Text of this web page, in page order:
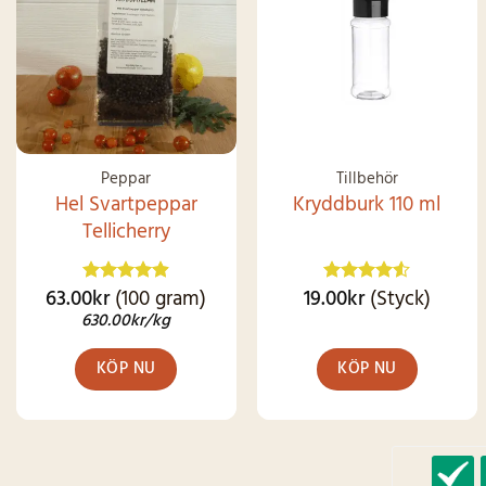
Peppar
Hel Svartpeppar
Tellicherry
Betygsatt
4.87 av 5
63.00kr(100 gram)
630.00kr/kg
KÖP NU
Tillbehör
Kryddburk 110 ml
Betygsatt
av 5
19.00kr(Styck)
KÖP NU